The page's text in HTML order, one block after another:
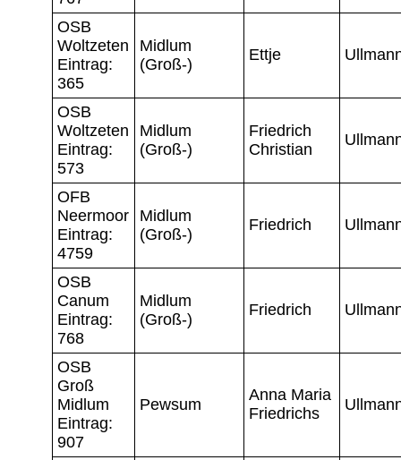
OSB
Woltzeten
Eintrag:
365
Midlum
(Groß-)
Ettje
OSB
Woltzeten
Eintrag:
573
Midlum
(Groß-)
Friedrich
Christian
OFB
Neermoor
Eintrag:
4759
Midlum
(Groß-)
Friedrich
OSB
Canum
Eintrag:
768
Midlum
(Groß-)
Friedrich
OSB
Groß
Midlum
Eintrag:
907
Pewsum
Anna Maria
Friedrichs